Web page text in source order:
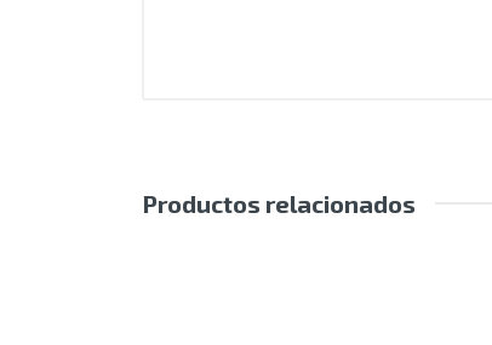
Productos relacionados